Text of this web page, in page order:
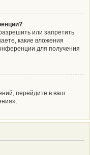
или запретить
какие вложения
для получения
перейдите в ваш